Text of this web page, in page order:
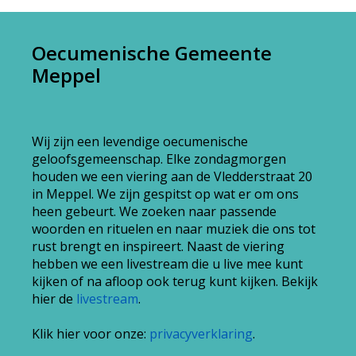
Oecumenische Gemeente
Meppel
Wij zijn een levendige oecumenische
geloofsgemeenschap. Elke zondagmorgen
houden we een viering aan de Vledderstraat 20
in Meppel. We zijn gespitst op wat er om ons
heen gebeurt. We zoeken naar passende
woorden en rituelen en naar muziek die ons tot
rust brengt en inspireert. Naast de viering
hebben we een livestream die u live mee kunt
kijken of na afloop ook terug kunt kijken. Bekijk
hier de livestream.
Klik hier voor onze: privacyverklaring.